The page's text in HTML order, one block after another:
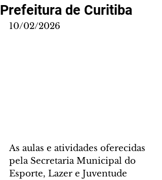
Prefeitura de Curitiba
10/02/2026
As aulas e atividades oferecidas
pela Secretaria Municipal do
Esporte, Lazer e Juventude